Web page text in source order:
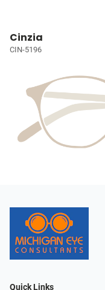
Cinzia
CIN-5196
Quick Links